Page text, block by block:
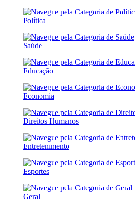
Política
Saúde
Educação
Economia
Direitos Humanos
Entretenimento
Esportes
Geral